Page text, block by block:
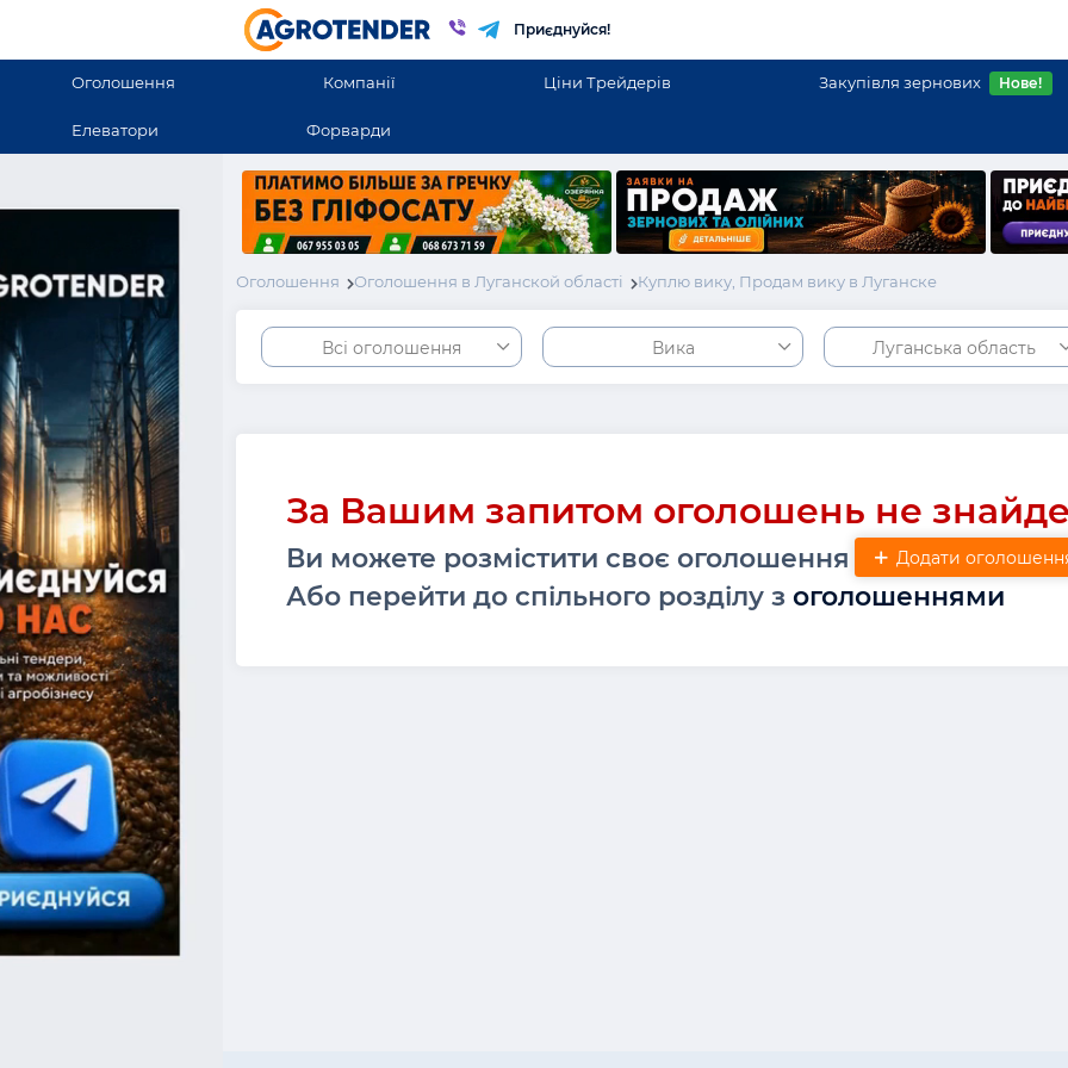
Приєднуйся!
Оголошення Компанії Ціни Трейдерів Закупівля зернових Нове!
Елеватори Форварди
Оголошення Оголошення в Луганской області Куплю вику, Продам вику в Луганске
Всі оголошення Вика Луганська область
За Вашим запитом оголошень не
Ви можете розмістити своє оголошення Додати
Або перейти до спільного розділу з оголошеннями